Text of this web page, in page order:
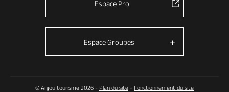
Espace Pro
Espace Groupes
© Anjou tourisme 2026 - Plan du site - Fonctionnement du site